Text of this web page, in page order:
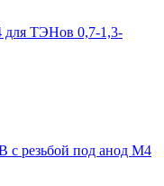
для ТЭНов 0,7-1,3-
c резьбой под анод М4